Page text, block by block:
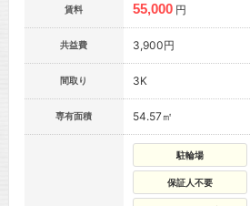
賃料 55,000 円
共益費 3,900円
間取り 3K
専有面積 54.57㎡
駐輪場
保証人不要